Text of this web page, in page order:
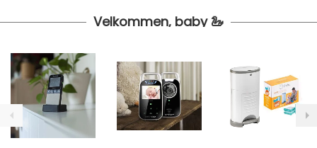
Velkommen, baby 🦢